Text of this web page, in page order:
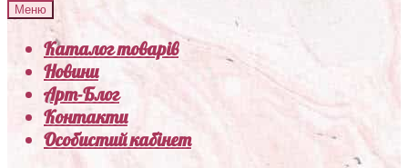
Меню
Каталог товарів
Новини
Арт-Блог
Контакти
Особистий кабінет